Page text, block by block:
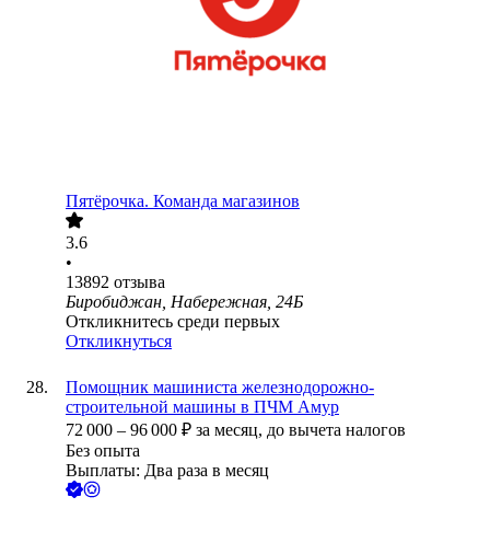
Пятёрочка. Команда магазинов
3.6
•
13892 отзыва
Биробиджан, Набережная, 24Б
Откликнитесь среди первых
Откликнуться
Помощник машиниста железнодорожно-
строительной машины в ПЧМ Амур
72 000 – 96 000 ₽ за месяц, до вычета налогов
Без опыта
Выплаты: Два раза в месяц